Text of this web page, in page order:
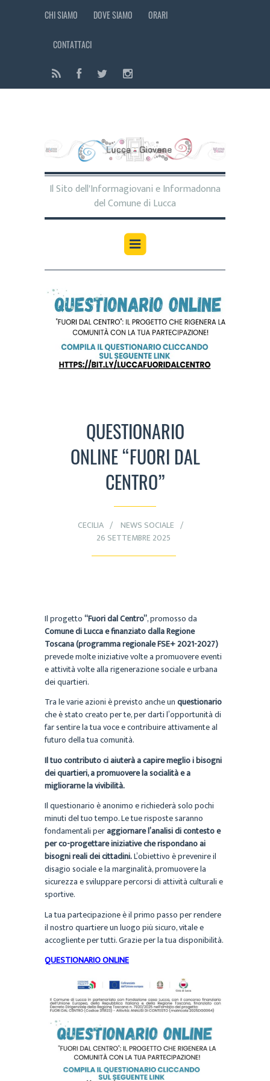
CHI SIAMO DOVE SIAMO ORARI
CONTATTACI
Il Sito dell'Informagiovani e Informadonna
del Comune di Lucca
QUESTIONARIO
ONLINE “FUORI DAL
CENTRO”
CECILIA
NEWS SOCIALE
26 SETTEMBRE 2025
Il progetto“Fuori dal Centro”, promosso da
Comune di Lucca e finanziato dalla Regione
Toscana (programma regionale FSE+ 2021-2027)
prevede molte iniziative volte a promuovere eventi
e attività volte alla rigenerazione sociale e urbana
dei quartieri.
Tra le varie azioni è previsto anche unquestionario
che è stato creato per te, per darti l’opportunità di
far sentire la tua voce e contribuire attivamente al
futuro della tua comunità.
Il tuo contributo ci aiuterà a capire meglio i bisogni
dei quartieri, a promuovere la socialità e a
migliorarne la vivibilità.
Il questionario è anonimo e richiederà solo pochi
minuti del tuo tempo. Le tue risposte saranno
fondamentali peraggiornare l’analisi di contesto e
per co-progettare iniziative che rispondano ai
bisogni reali dei cittadini.L’obiettivo è prevenire il
disagio sociale e la marginalità, promuovere la
sicurezza e sviluppare percorsi di attività culturali e
sportive.
La tua partecipazione è il primo passo per rendere
il nostro quartiere un luogo più sicuro, vitale e
accogliente per tutti. Grazie per la tua disponibilità.
QUESTIONARIO ONLINE